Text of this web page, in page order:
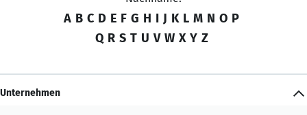
A B C D E F G H I J K L M N O P
Q R S T U V W X Y Z
Unternehmen